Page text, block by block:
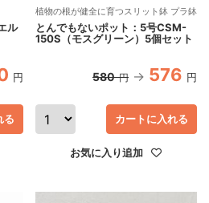
ル
円
る
植物の根が健全に育つスリット鉢 プラ鉢
とんでもないポット：5号CSM-
150S（モスグリーン）5個セット
580 円 576 円
カートに入れる
お気に入り追加